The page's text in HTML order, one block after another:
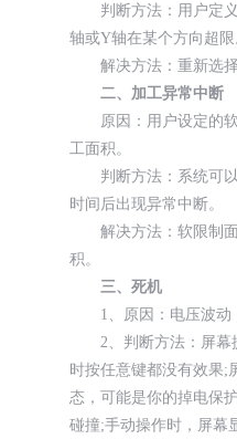
判断方法：用户定义
轴或Y轴在某个方向超限
解决方法：重新选择
二、加工异常中断
原因：用户设定的软
工面积。
判断方法：系统可以
时间后出现异常中断。
解决方法：软限制面
积。
三、死机
1、原因：电压波动
2、判断方法：屏幕
时按任意键都没有效果;
态，可能是你的掉电保
碰撞;手动操作时，屏幕